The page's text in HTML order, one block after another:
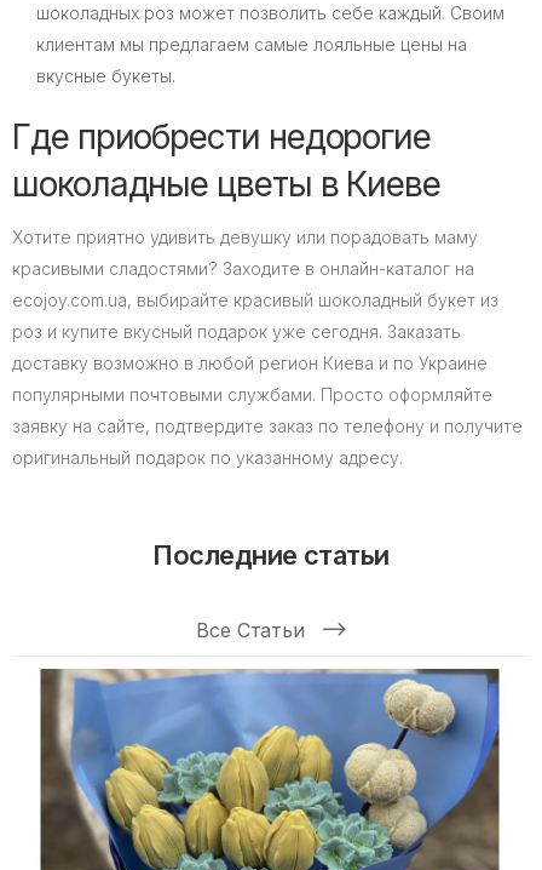
шоколадных роз может позволить себе каждый. Своим
клиентам мы предлагаем самые лояльные цены на
вкусные букеты.
Где приобрести недорогие
шоколадные цветы в Киеве
Хотите приятно удивить девушку или порадовать маму
красивыми сладостями? Заходите в онлайн-каталог на
ecojoy.com.ua, выбирайте красивый шоколадный букет из
роз и купите вкусный подарок уже сегодня. Заказать
доставку возможно в любой регион Киева и по Украине
популярными почтовыми службами. Просто оформляйте
заявку на сайте, подтвердите заказ по телефону и получите
оригинальный подарок по указанному адресу.
Последние статьи
Все Статьи